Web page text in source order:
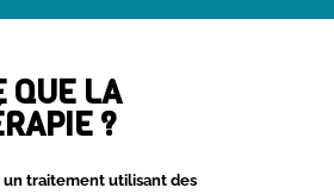
QUE LA
?
un traitement utilisant des